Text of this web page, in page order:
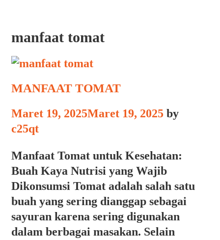
manfaat tomat
MANFAAT TOMAT
Maret 19, 2025Maret 19, 2025 by
c25qt
Manfaat Tomat untuk Kesehatan:
Buah Kaya Nutrisi yang Wajib
Dikonsumsi Tomat adalah salah satu
buah yang sering dianggap sebagai
sayuran karena sering digunakan
dalam berbagai masakan. Selain